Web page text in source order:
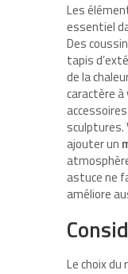
Les
essentiel
Des
tapis
de la
caractère
sculptures.
ajouter un
astuce ne
améliore
Le choix